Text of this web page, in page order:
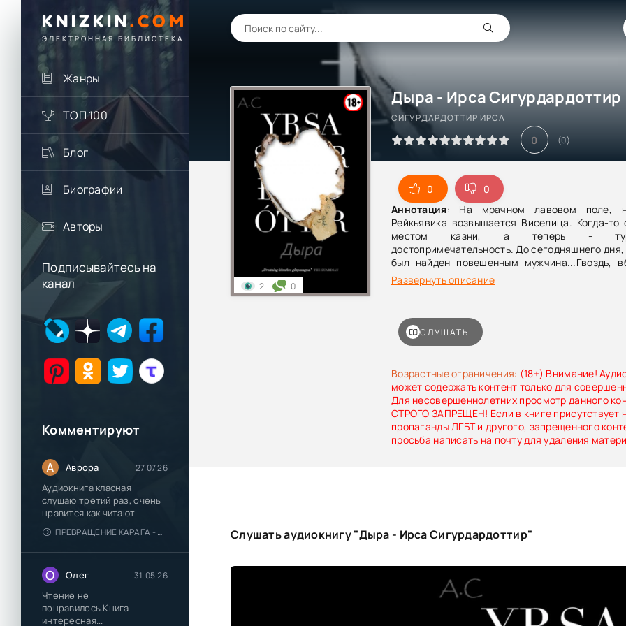
KNIZKIN. COM
ЭЛЕКТРОННАЯ БИБЛИОТЕКА
Жанры
ТОП 100
Блог
Биографии
Авторы
Подписывайтесь на
канал
Комментируют
А Аврора 27.07.26
Аудиокнига класная
слушаю третий раз, очень
нравится как читают
ПРЕВРАЩЕНИЕ КАРАГА - КАТЯ БРАНДИС
О Олег 31.05.26
Чтение не
понравилось.Книга
интересная...
Дыра - Ирса Сигурдардоттир
СИГУРДАРДОТТИР ИРСА
0 (0)
0
0
Аннотация: На мрачном лавовом поле,
Рейкьявика возвышается Виселица. Когда-то
местом казни, а теперь -
достопримечательность. До сегодняшнего дня,
был найден повешенным мужчина...Гвоздь,
грудь, доказывает, что это было не
полиция приходит в его квартиру, ее ждет еще
не связан с жертвой, его родителей найти не
рисунки свидетельствуют о том, что он был
чего-то ужасного.Пока детектив Хюльдар
мальчика, тайна раскрывается: это
достоинстве и мести.
Развернуть описание
Возрастные ограничения: (18+) Внимание!
может содержать контент только для
Для несовершеннолетних просмотр данного
СТРОГО ЗАПРЕЩЕН! Если в книге присутствует
пропаганды ЛГБТ и другого, запрещенного
просьба написать на почту для удаления
2 0
СЛУШАТЬ
Слушать аудиокнигу "Дыра - Ирса Сигурдардоттир"